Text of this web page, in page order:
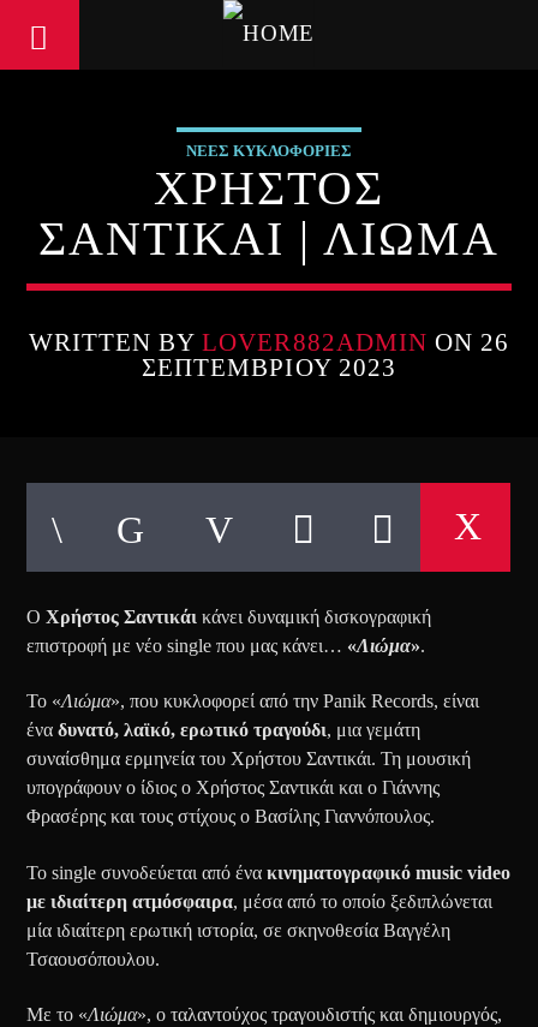
ΝΕΕΣ ΚΥΚΛΟΦΟΡΙΕΣ
ΧΡΗΣΤΟΣ
ΣΑΝΤΙΚΑΙ | ΛΙΩΜΑ
WRITTEN BYLOVER882ADMIN ON 26
ΣΕΠΤΕΜΒΡΊΟΥ 2023
ΟΧρήστος Σαντικάι κάνει δυναμική δισκογραφική
επιστροφή με νέο single που μας κάνει… «Λιώμα».
Το «Λιώμα», που κυκλοφορεί από την Panik Records, είναι
έναδυνατό, λαϊκό, ερωτικό τραγούδι, μια γεμάτη
συναίσθημα ερμηνεία του Χρήστου Σαντικάι. Τη μουσική
υπογράφουν ο ίδιος ο Χρήστος Σαντικάι και ο Γιάννης
Φρασέρης και τους στίχους ο Βασίλης Γιαννόπουλος.
To single συνοδεύεται από ένακινηματογραφικό music video
με ιδιαίτερη ατμόσφαιρα, μέσα από το οποίο ξεδιπλώνεται
μία ιδιαίτερη ερωτική ιστορία, σε σκηνοθεσία Βαγγέλη
Τσαουσόπουλου.
Με το «Λιώμα», ο ταλαντούχος τραγουδιστής και δημιουργός,